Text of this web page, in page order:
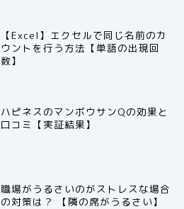
【Excel】エクセルで同じ名前のカ
ウントを行う方法【単語の出現回
数】
ハピネスのマンボウサンQの効果と
口コミ【実証結果】
職場がうるさいのがストレスな場合
の対策は？ 【隣の席がうるさい】